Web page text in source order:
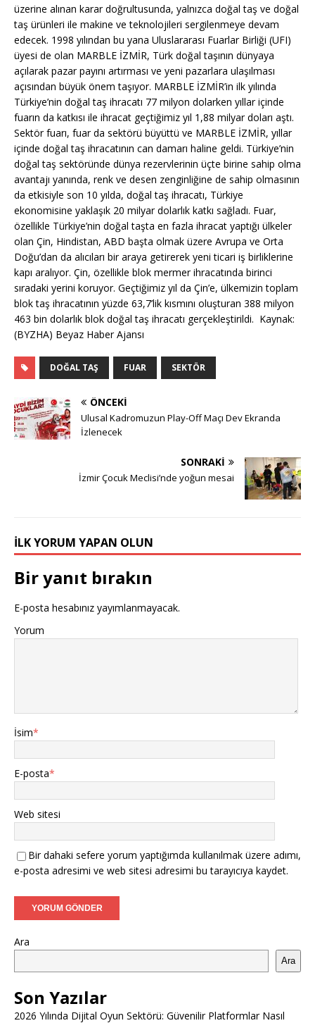
üzerine alınan karar doğrultusunda, yalnızca doğal taş ve doğal
taş ürünleri ile makine ve teknolojileri sergilenmeye devam
edecek. 1998 yılından bu yana Uluslararası Fuarlar Birliği (UFI)
üyesi de olan MARBLE İZMİR, Türk doğal taşının dünyaya
açılarak pazar payını artırması ve yeni pazarlara ulaşılması
açısından büyük önem taşıyor. MARBLE İZMİR’in ilk yılında
Türkiye’nin doğal taş ihracatı 77 milyon dolarken yıllar içinde
fuarın da katkısı ile ihracat geçtiğimiz yıl 1,88 milyar doları aştı.
Sektör fuarı, fuar da sektörü büyüttü ve MARBLE İZMİR, yıllar
içinde doğal taş ihracatının can damarı haline geldi. Türkiye’nin
doğal taş sektöründe dünya rezervlerinin üçte birine sahip olma
avantajı yanında, renk ve desen zenginliğine de sahip olmasının
da etkisiyle son 10 yılda, doğal taş ihracatı, Türkiye
ekonomisine yaklaşık 20 milyar dolarlık katkı sağladı. Fuar,
özellikle Türkiye’nin doğal taşta en fazla ihracat yaptığı ülkeler
olan Çin, Hindistan, ABD başta olmak üzere Avrupa ve Orta
Doğu’dan da alıcıları bir araya getirerek yeni ticari iş birliklerine
kapı aralıyor. Çin, özellikle blok mermer ihracatında birinci
sıradaki yerini koruyor. Geçtiğimiz yıl da Çin’e, ülkemizin toplam
blok taş ihracatının yüzde 63,7’lik kısmını oluşturan 388 milyon
463 bin dolarlık blok doğal taş ihracatı gerçekleştirildi. Kaynak:
(BYZHA) Beyaz Haber Ajansı
DOĞAL TAŞ FUAR SEKTÖR
ÖNCEKI
Ulusal Kadromuzun Play-Off Maçı Dev Ekranda
İzlenecek
SONRAKI
İzmir Çocuk Meclisi’nde yoğun mesai
İLK YORUM YAPAN OLUN
Bir yanıt bırakın
E-posta hesabınız yayımlanmayacak.
Yorum
İsim*
E-posta*
Web sitesi
Bir dahaki sefere yorum yaptığımda kullanılmak üzere adımı,
e-posta adresimi ve web sitesi adresimi bu tarayıcıya kaydet.
Ara
Ara
Son Yazılar
2026 Yılında Dijital Oyun Sektörü: Güvenilir Platformlar Nasıl